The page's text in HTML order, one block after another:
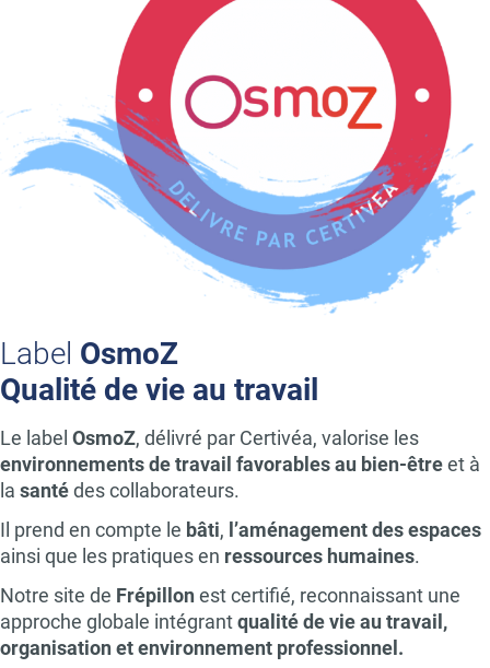
Label OsmoZ
Qualité de vie au travail
Le label OsmoZ, délivré par Certivéa, valorise les
environnements de travail favorables au bien-êtreet à
la santédes collaborateurs.
Il prend en compte le bâti, l’aménagement des espaces
ainsi que les pratiques en ressources humaines.
Notre site de Frépillonest certifié, reconnaissant une
approche globale intégrantqualité de vie au travail,
organisation et environnement professionnel.